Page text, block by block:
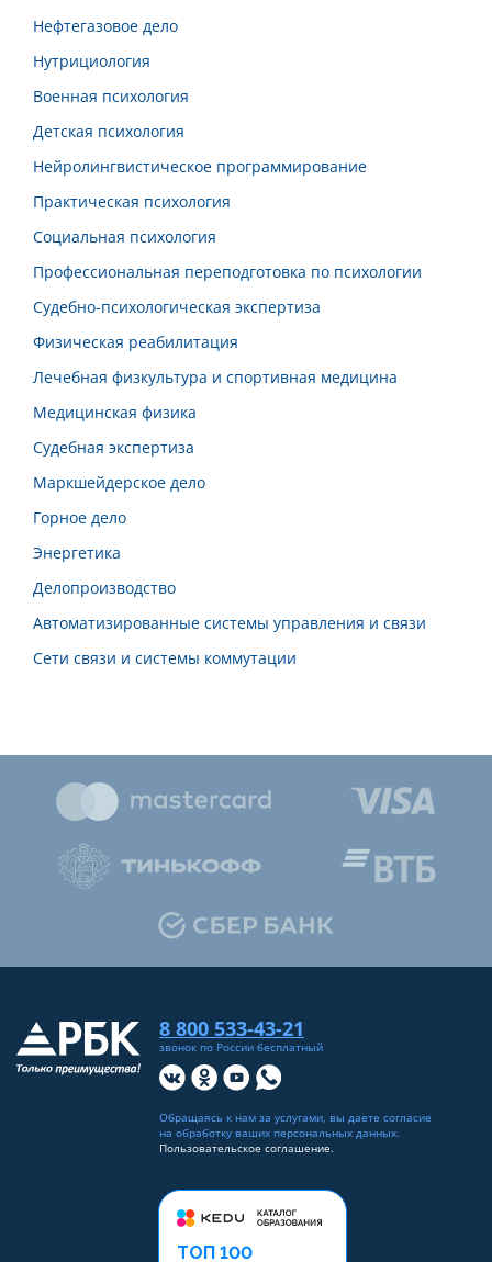
Нефтегазовое дело
Нутрициология
Военная психология
Детская психология
Нейролингвистическое программирование
Практическая психология
Социальная психология
Профессиональная переподготовка по психологии
Судебно-психологическая экспертиза
Физическая реабилитация
Лечебная физкультура и спортивная медицина
Медицинская физика
Судебная экспертиза
Маркшейдерское дело
Горное дело
Энергетика
Делопроизводство
Автоматизированные системы управления и связи
Сети связи и системы коммутации
ТОП 100
8 800 533-43-21
звонок по России бесплатный
Обращаясь к нам за услугами, вы даете согласие
на обработку ваших персональных данных.
Пользовательское соглашение.